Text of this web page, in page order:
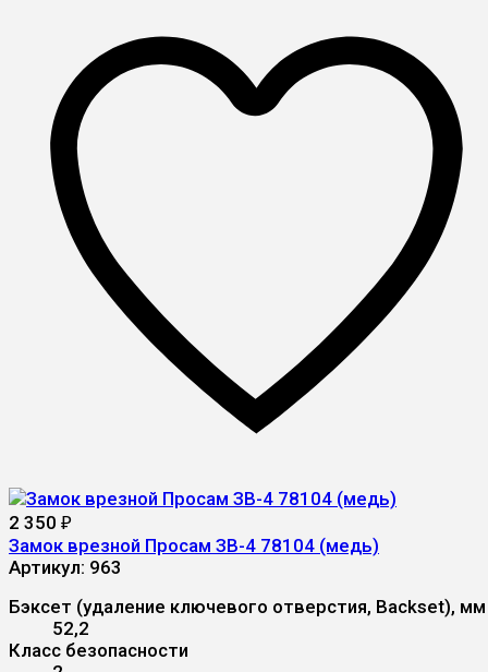
2 350 ₽
Замок врезной Просам ЗВ-4 78104 (медь)
Артикул: 963
Бэксет (удаление ключевого отверстия, Backset), мм
52,2
Класс безопасности